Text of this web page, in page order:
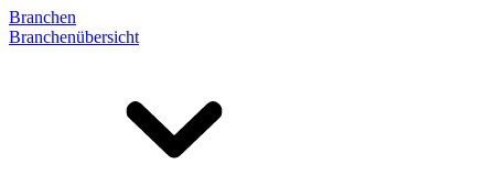
Branchen
Branchenübersicht